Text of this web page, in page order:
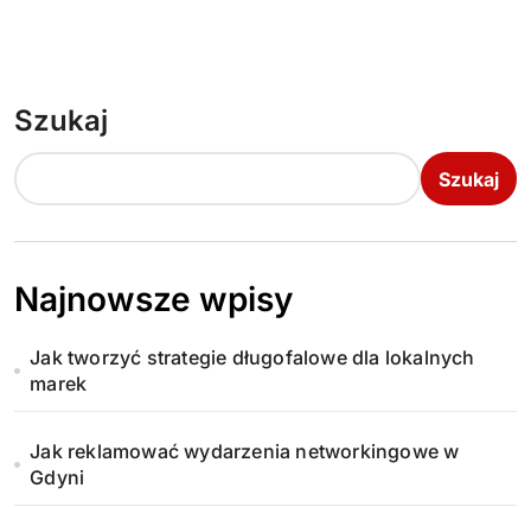
Szukaj
Szukaj
Najnowsze wpisy
Jak tworzyć strategie długofalowe dla lokalnych
marek
Jak reklamować wydarzenia networkingowe w
Gdyni